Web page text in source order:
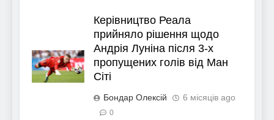
Керівництво Реала
прийняло рішення щодо
Андрія Луніна після 3-х
пропущених голів від Ман
Сіті
Бондар Олексій 6 місяців ago
0